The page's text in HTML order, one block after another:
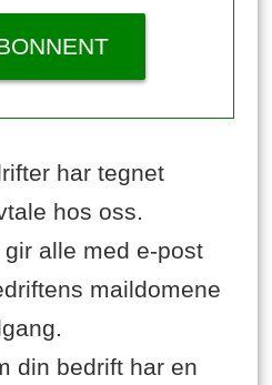
har tegnet
hos oss.
alle med e-post
maildomene
din bedrift har en